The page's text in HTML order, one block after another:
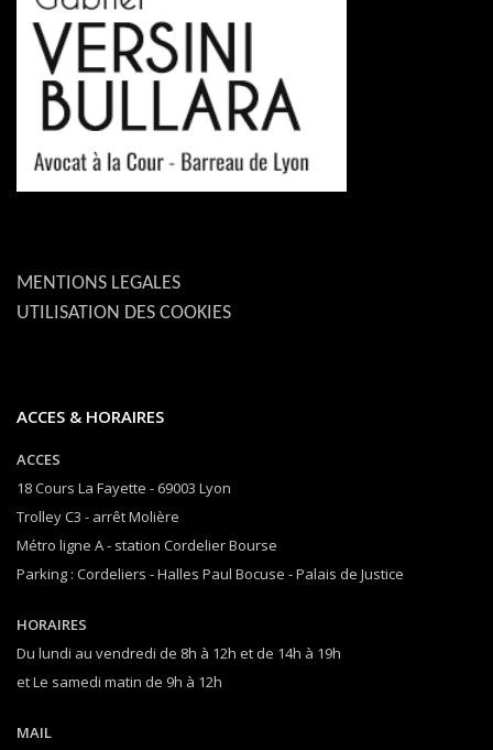
MENTIONS LEGALES
UTILISATION DES COOKIES
ACCES & HORAIRES
ACCES
18 Cours La Fayette - 69003 Lyon
Trolley C3 - arrêt Molière
Métro ligne A - station Cordelier Bourse
Parking : Cordeliers - Halles Paul Bocuse - Palais de Justice
HORAIRES
Du lundi au vendredi de 8h à 12h et de 14h à 19h
et Le samedi matin de 9h à 12h
MAIL